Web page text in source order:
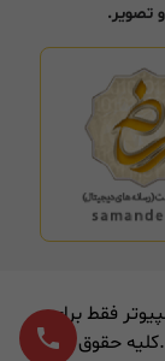
تصویر.
فقط برای
حقوق برای